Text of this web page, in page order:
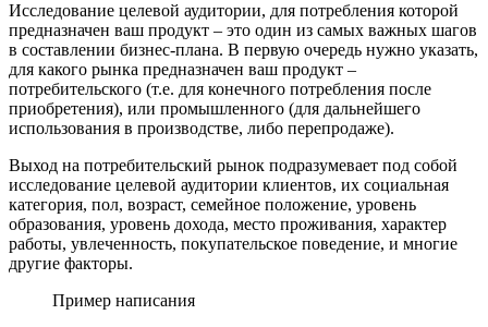
Исследование целевой аудитории, для потребления которой
предназначен ваш продукт – это один из самых важных шагов
в составлении бизнес-плана. В первую очередь нужно указать,
для какого рынка предназначен ваш продукт –
потребительского (т.е. для конечного потребления после
приобретения), или промышленного (для дальнейшего
использования в производстве, либо перепродаже).
Выход на потребительский рынок подразумевает под собой
исследование целевой аудитории клиентов, их социальная
категория, пол, возраст, семейное положение, уровень
образования, уровень дохода, место проживания, характер
работы, увлеченность, покупательское поведение, и многие
другие факторы.
Пример написания